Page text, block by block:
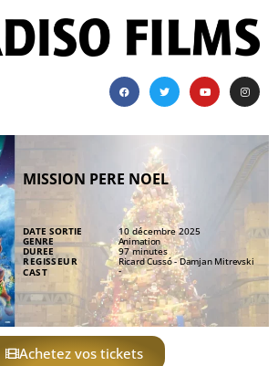
MISSION PERE NOEL
DATE SORTIE
GENRE
DUREE
REGISSEUR
CAST
10 décembre 2025
Animation
97 minutes
Ricard Cussó - Damjan Mitrevski
-
Achetez vos tickets